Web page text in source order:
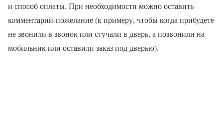
и способ оплаты. При необходимости можно оставить
комментарий-пожелание (к примеру, чтобы когда прибудете
не звонили в звонок или стучали в дверь, а позвонили на
мобильник или оставили заказ под дверью).